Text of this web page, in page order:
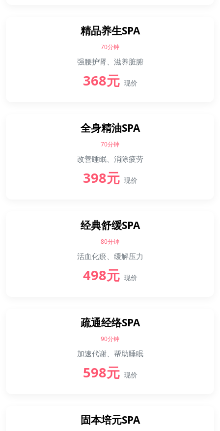
精品养生SPA
70分钟
强腰护肾、滋养脏腑
368元 现价
全身精油SPA
70分钟
改善睡眠、消除疲劳
398元 现价
经典舒缓SPA
80分钟
活血化瘀、缓解压力
498元 现价
疏通经络SPA
90分钟
加速代谢、帮助睡眠
598元 现价
固本培元SPA